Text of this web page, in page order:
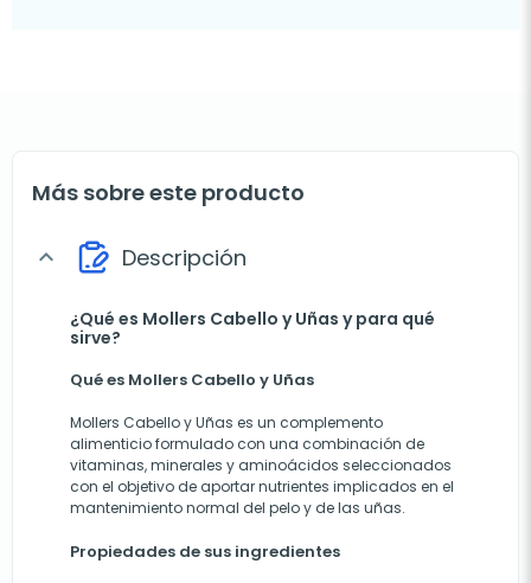
Más sobre este producto
expand_more Descripción
¿Qué es Mollers Cabello y Uñas y para qué
sirve?
Qué es Mollers Cabello y Uñas
Mollers Cabello y Uñas es un complemento
alimenticio formulado con una combinación de
vitaminas, minerales y aminoácidos seleccionados
con el objetivo de aportar nutrientes implicados en el
mantenimiento normal del pelo y de las uñas.
Propiedades de sus ingredientes